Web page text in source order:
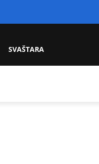
SVAŠTARA